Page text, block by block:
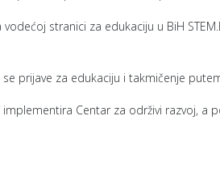
stranici za edukaciju u BiH
prijave za edukaciju i takmičenje
implementira Centar za održivi razvoj, a